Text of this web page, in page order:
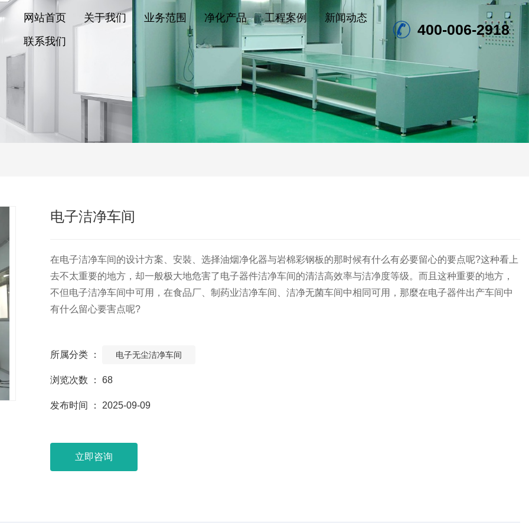
网站首页 关于我们 业务范围 净化产品 工程案例
新闻动态
联系我们
400-006-2918
电子洁净车间
在电子洁净车间的设计方案、安裝、选择油烟净化器与岩棉彩钢板的那时候有什么有必要留心的要点呢?这种看上
去不太重要的地方，却一般极大地危害了电子器件洁净车间的清洁高效率与洁净度等级。而且这种重要的地方，
不但电子洁净车间中可用，在食品厂、制药业洁净车间、洁净无菌车间中相同可用，那麼在电子器件出产车间中
有什么留心要害点呢?
所属分类 ： 电子无尘洁净车间
浏览次数 ： 68
发布时间 ： 2025-09-09
立即咨询